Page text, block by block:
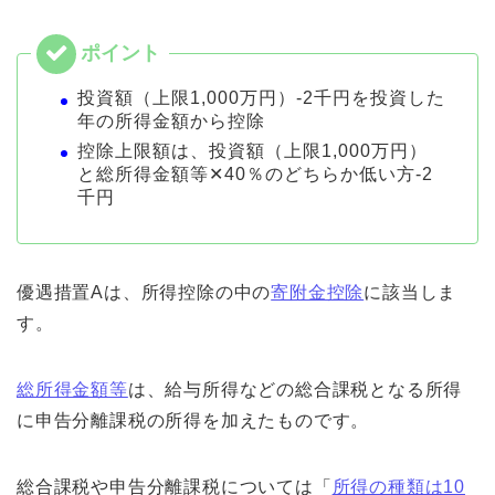
投資額（上限1,000万円）-2千円を投資した
年の所得金額から控除
控除上限額は、投資額（上限1,000万円）
と総所得金額等✕40％のどちらか低い方-2
千円
優遇措置Aは、所得控除の中の寄附金控除に該当しま
す。
総所得金額等は、給与所得などの総合課税となる所得
に申告分離課税の所得を加えたものです。
総合課税や申告分離課税については「 所得の種類は10